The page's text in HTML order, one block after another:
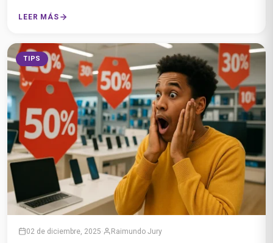
LEER MÁS
TIPS
02 de diciembre, 2025· Raimundo Jury